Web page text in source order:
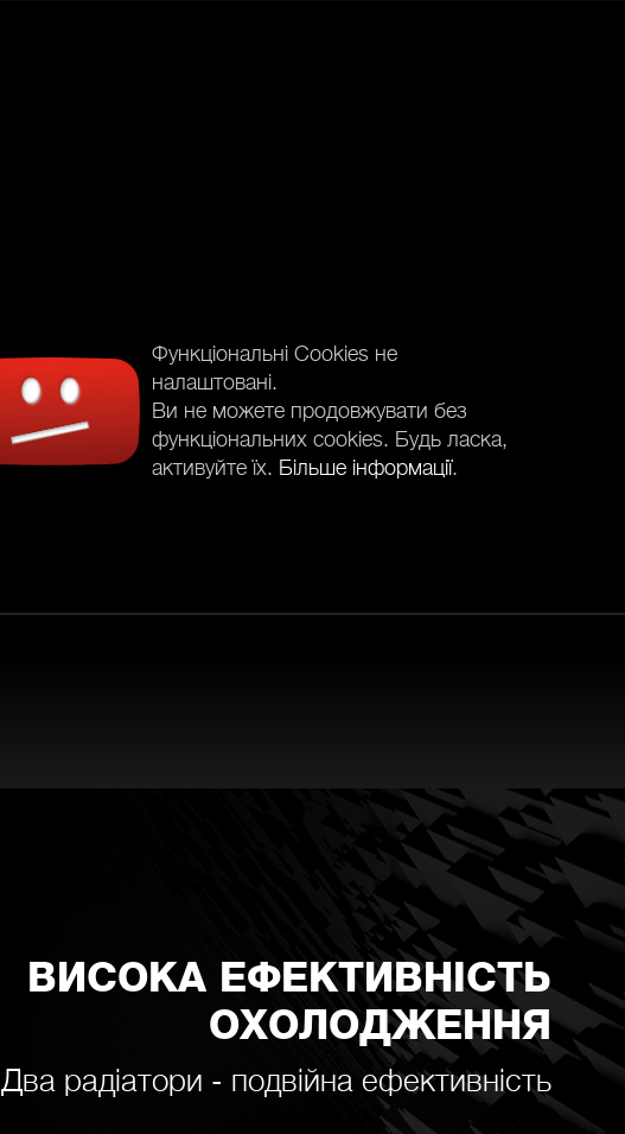
Функціональні Cookies не
налаштовані.
Ви не можете продовжувати без
функціональних cookies. Будь ласка,
активуйте їх. Більше інформації.
ВИСОКА ЕФЕКТИВНІСТЬ
ОХОЛОДЖЕННЯ
Два радіатори - подвійна ефективність